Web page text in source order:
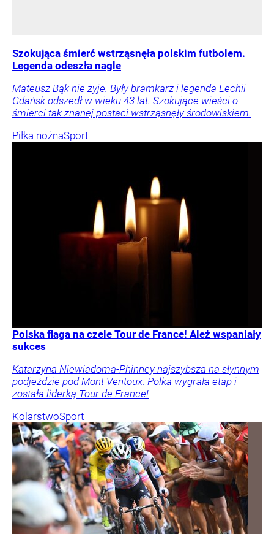
Szokująca śmierć wstrząsnęła polskim futbolem.
Legenda odeszła nagle
Mateusz Bąk nie żyje. Były bramkarz i legenda Lechii
Gdańsk odszedł w wieku 43 lat. Szokujące wieści o
śmierci tak znanej postaci wstrząsnęły środowiskiem.
Piłka nożnaSport
Polska flaga na czele Tour de France! Ależ wspaniały
sukces
Katarzyna Niewiadoma-Phinney najszybsza na słynnym
podjeździe pod Mont Ventoux. Polka wygrała etap i
została liderką Tour de France!
KolarstwoSport